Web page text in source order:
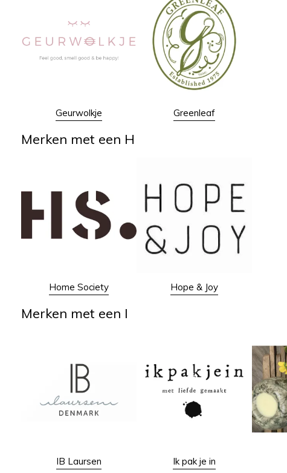
Geurwolkje Greenleaf
Merken met een H
Home Society Hope & Joy
Merken met een I
IB Laursen Ik pak je in